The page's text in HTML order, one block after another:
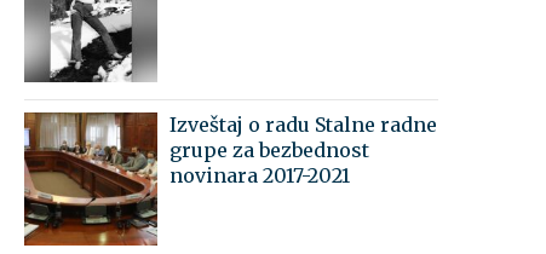
Izveštaj o radu Stalne radne
grupe za bezbednost
novinara 2017-2021